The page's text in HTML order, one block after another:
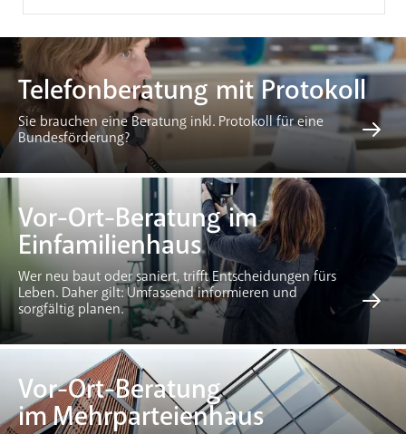
Telefonberatung mit Protokoll
Sie brauchen eine Beratung inkl. Protokoll für eine
Bundesförderung?
Vor-Ort-Beratung im
Einfamilienhaus
Wer neu baut oder saniert, trifft Entscheidungen fürs
Leben. Daher gilt: Umfassend informieren und
sorgfältig planen.
Vor-Ort-Beratung
im Mehrparteienhaus